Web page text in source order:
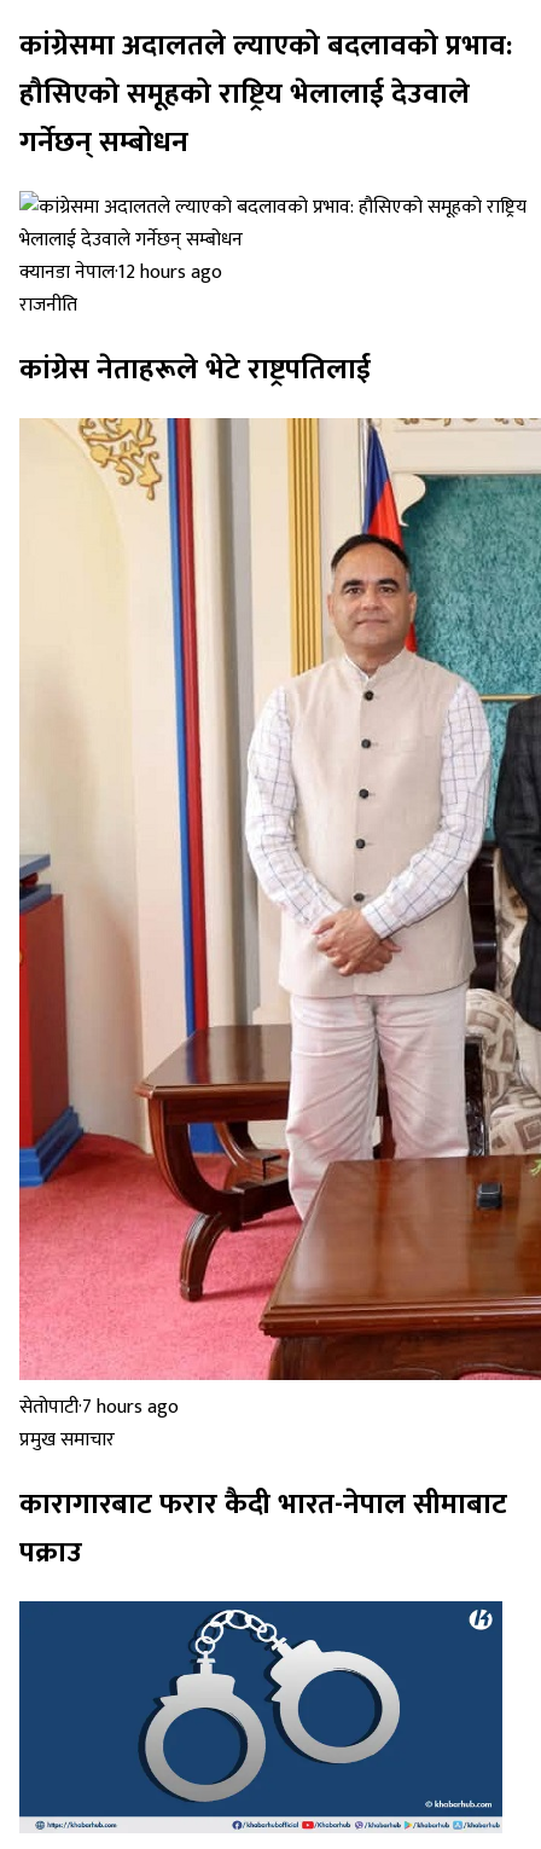
कांग्रेसमा अदालतले ल्याएको बदलावको प्रभाव:
हौसिएको समूहको राष्ट्रिय भेलालाई देउवाले
गर्नेछन् सम्बोधन
क्यानडा नेपाल·12 hours ago
राजनीति
कांग्रेस नेताहरूले भेटे राष्ट्रपतिलाई
सेतोपाटी·7 hours ago
प्रमुख समाचार
कारागारबाट फरार कैदी भारत-नेपाल सीमाबाट
पक्राउ